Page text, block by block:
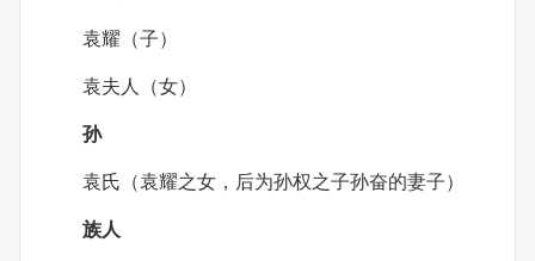
袁耀（子）
袁夫人（女）
孙
袁氏（袁耀之女，后为孙权之子孙奋的妻子）
族人